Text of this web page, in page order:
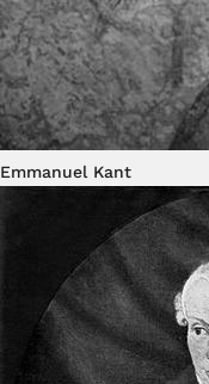
Emmanuel Kant